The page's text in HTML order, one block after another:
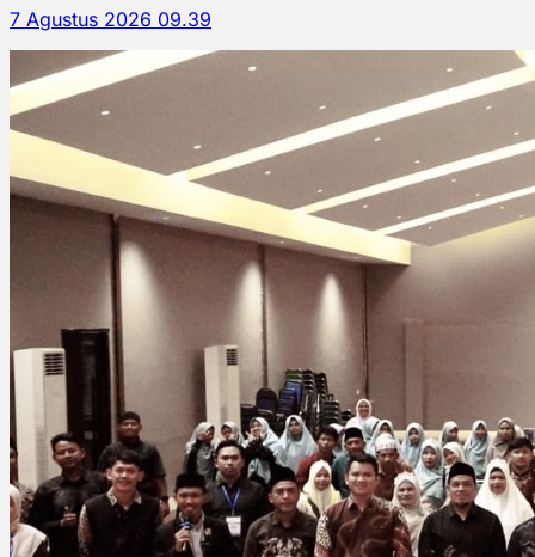
7 Agustus 2026 09.39